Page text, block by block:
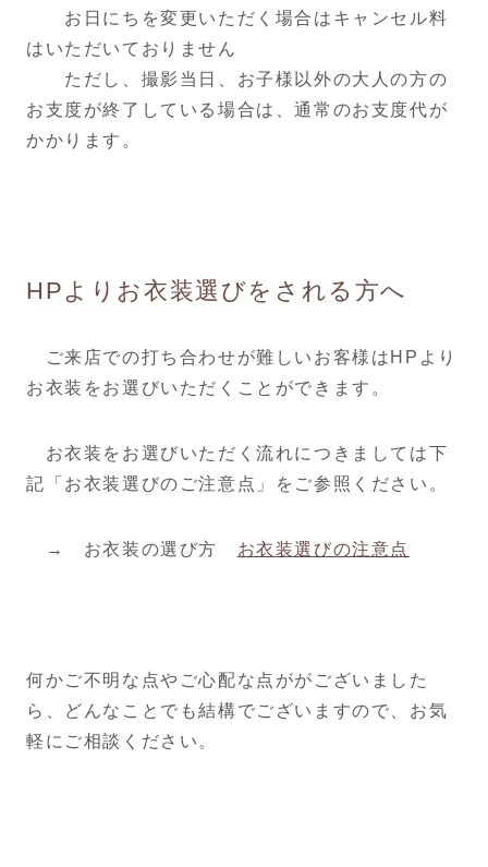
お日にちを変更いただく場合はキャンセル料
はいただいておりません
ただし、撮影当日、お子様以外の大人の方の
お支度が終了している場合は、通常のお支度代が
かかります。
HPよりお衣装選びをされる方へ
ご来店での打ち合わせが難しいお客様はHPより
お衣装をお選びいただくことができます。
お衣装をお選びいただく流れにつきましては下
記「お衣装選びのご注意点」をご参照ください。
→ お衣装の選び方 お衣装選びの注意点
何かご不明な点やご心配な点ががございました
ら、どんなことでも結構でございますので、お気
軽にご相談ください。